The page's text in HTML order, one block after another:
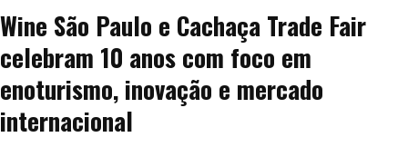
Wine São Paulo e Cachaça Trade Fair
celebram 10 anos com foco em
enoturismo, inovação e mercado
internacional